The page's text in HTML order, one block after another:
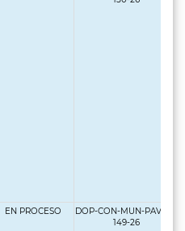
EN PROCESO
DOP-CON-MUN-PAV-LP-
149-26